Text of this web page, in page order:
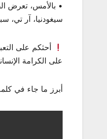
• بالأمس، تعرض
سيغودنيا، آر تي،
أحثكم على
على الكرامة
أبرز ما جاء في